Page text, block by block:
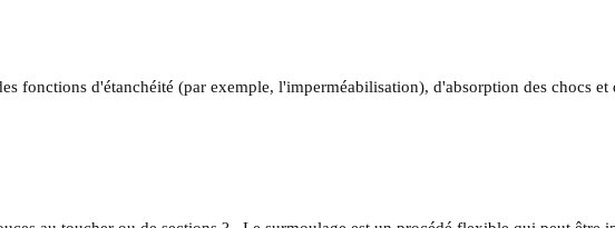
fonctions d'étanchéité (par exemple, l'imperméabilisation), d'absorption des chocs et